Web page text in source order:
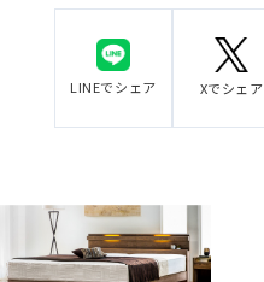
LINEでシェア Xでシェア